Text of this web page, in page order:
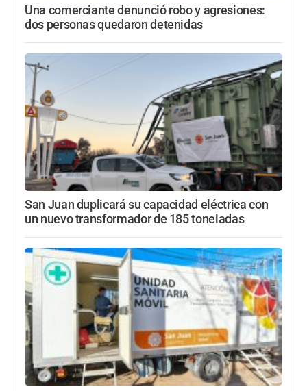
Una comerciante denunció robo y agresiones:
dos personas quedaron detenidas
San Juan duplicará su capacidad eléctrica con
un nuevo transformador de 185 toneladas